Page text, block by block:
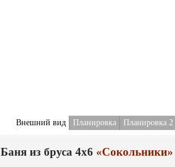
Внешний вид Планировка Планировка 2
Баня из бруса 4x6 «Сокольники»